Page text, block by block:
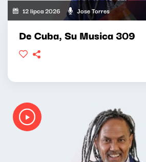
12 lipca 2026 Jose Torres
De Cuba, Su Musica 309